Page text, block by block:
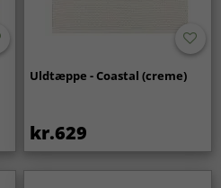
Uldtæppe - Coastal (creme)
kr.629